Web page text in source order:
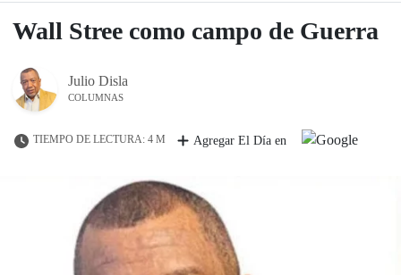
Wall Stree como campo de Guerra
Julio Disla
COLUMNAS
TIEMPO DE LECTURA: 4 M Agregar El Día en